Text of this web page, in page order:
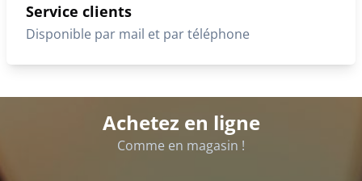
Service clients
Disponible par mail et par téléphone
Achetez en ligne
Comme en magasin !